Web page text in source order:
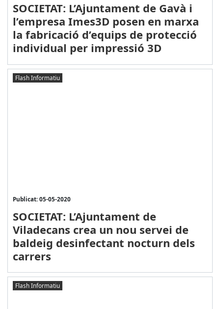
SOCIETAT: L’Ajuntament de Gavà i
l’empresa Imes3D posen en marxa
la fabricació d’equips de protecció
individual per impressió 3D
Flash Informatiu
Publicat: 05-05-2020
SOCIETAT: L’Ajuntament de
Viladecans crea un nou servei de
baldeig desinfectant nocturn dels
carrers
Flash Informatiu